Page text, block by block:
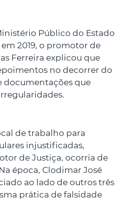
Público do Estado
2019, o promotor de
Ferreira explicou que
no decorrer do
documentações que
de trabalho para
injustificadas,
de Justiça, ocorria de
época, Clodimar José
ao lado de outros três
prática de falsidade